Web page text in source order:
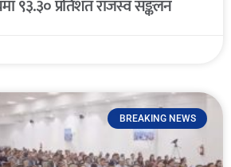
९३.३० प्रतिशत राजस्व सङ्कलन
BREAKING NEWS